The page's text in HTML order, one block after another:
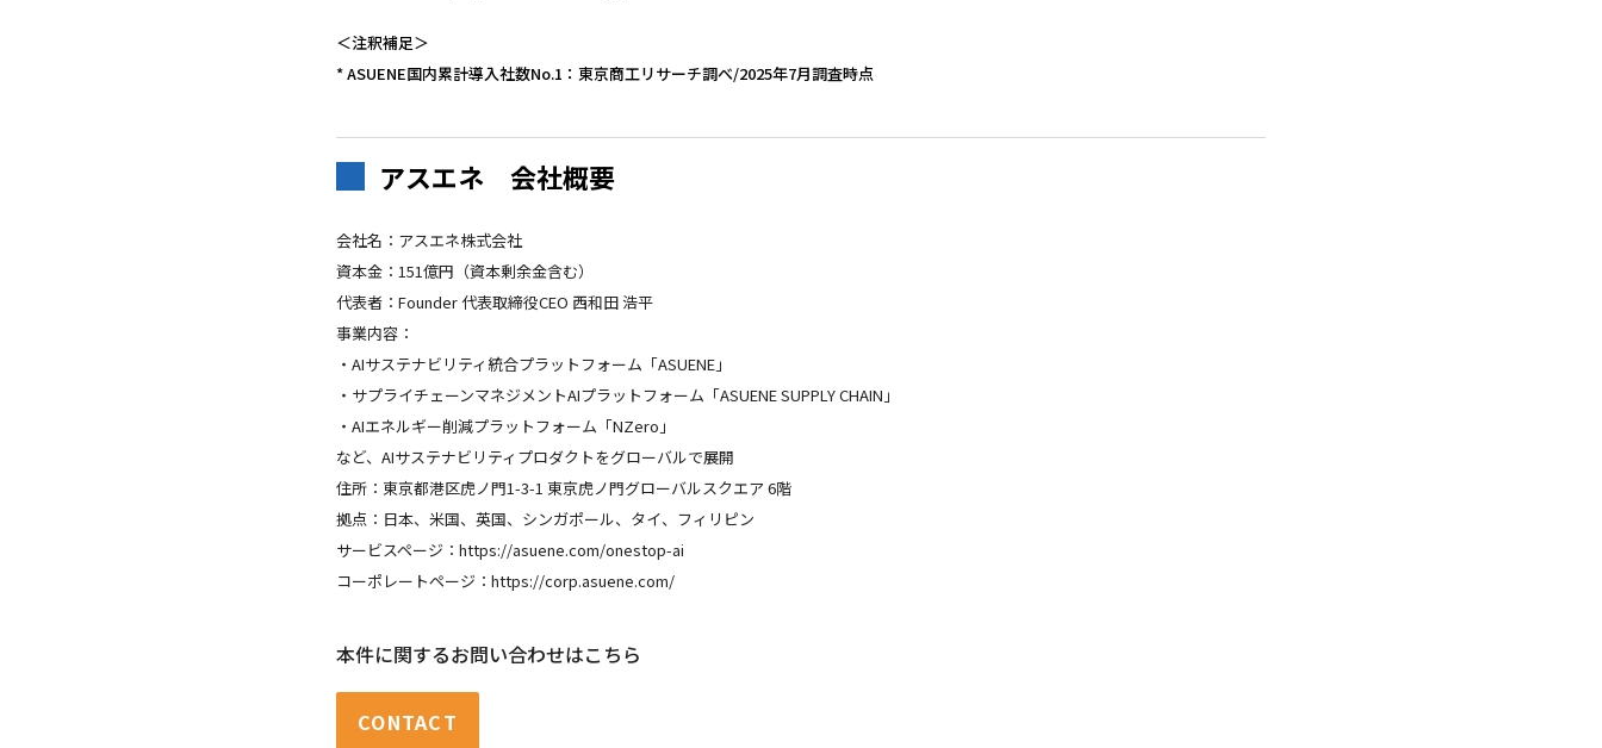
＜注釈補足＞
* ASUENE国内累計導入社数No.1：東京商工リサーチ調べ/2025年7月調査時点
アスエネ 会社概要
会社名：アスエネ株式会社
資本金：151億円（資本剰余金含む）
代表者：Founder 代表取締役CEO 西和田 浩平
事業内容：
・AIサステナビリティ統合プラットフォーム「ASUENE」
・サプライチェーンマネジメントAIプラットフォーム「ASUENE SUPPLY CHAIN」
・AIエネルギー削減プラットフォーム「NZero」
など、AIサステナビリティプロダクトをグローバルで展開
住所：東京都港区虎ノ門1-3-1 東京虎ノ門グローバルスクエア 6階
拠点：日本、米国、英国、シンガポール、タイ、フィリピン
サービスページ：https://asuene.com/onestop-ai
コーポレートページ：https://corp.asuene.com/
本件に関するお問い合わせはこちら
CONTACT